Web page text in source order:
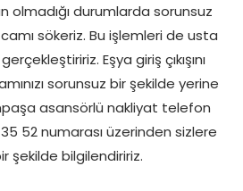
olmadığı durumlarda sorunsuz
sökeriz. Bu işlemleri de usta
Eşya giriş çıkışını
sorunsuz bir şekilde yerine
asansörlü nakliyat telefon
52 numarası üzerinden sizlere
şekilde bilgilendiririz.